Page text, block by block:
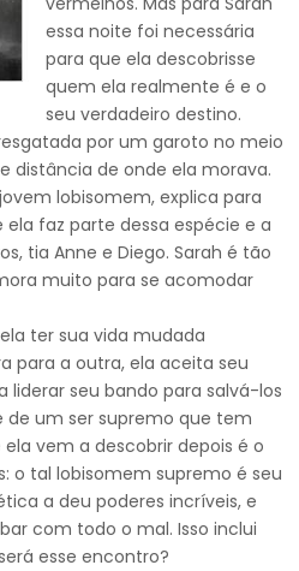
essa noite foi necessária
para que ela descobrisse
quem ela realmente é e o
seu verdadeiro destino.
por um garoto no meio
distância de onde ela morava.
lobisomem, explica para
ela faz parte dessa espécie e a
tia Anne e Diego. Sarah é tão
muito para se acomodar
ter sua vida mudada
para a outra, ela aceita seu
seu bando para salvá-los
um ser supremo que tem
vem a descobrir depois é o
o tal lobisomem supremo é seu
a deu poderes incríveis, e
com todo o mal. Isso inclui
esse encontro?